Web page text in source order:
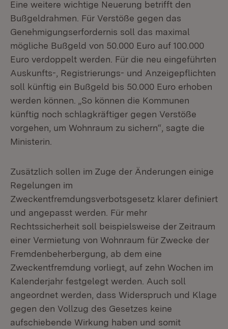
Eine weitere wichtige Neuerung betrifft den
Bußgeldrahmen. Für Verstöße gegen das
Genehmigungserfordernis soll das maximal
mögliche Bußgeld von 50.000 Euro auf 100.000
Euro verdoppelt werden. Für die neu eingeführten
Auskunfts-, Registrierungs- und Anzeigepflichten
soll künftig ein Bußgeld bis 50.000 Euro erhoben
werden können. „So können die Kommunen
künftig noch schlagkräftiger gegen Verstöße
vorgehen, um Wohnraum zu sichern“, sagte die
Ministerin.
Zusätzlich sollen im Zuge der Änderungen einige
Regelungen im
Zweckentfremdungsverbotsgesetz klarer definiert
und angepasst werden. Für mehr
Rechtssicherheit soll beispielsweise der Zeitraum
einer Vermietung von Wohnraum für Zwecke der
Fremdenbeherbergung, ab dem eine
Zweckentfremdung vorliegt, auf zehn Wochen im
Kalenderjahr festgelegt werden. Auch soll
angeordnet werden, dass Widerspruch und Klage
gegen den Vollzug des Gesetzes keine
aufschiebende Wirkung haben und somit